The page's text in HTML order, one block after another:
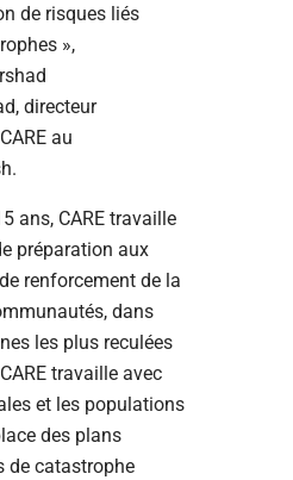
de risques liés
»,
directeur
au
ans, CARE travaille
préparation aux
renforcement de la
dans
les plus reculées
travaille avec
et les populations
des plans
de catastrophe